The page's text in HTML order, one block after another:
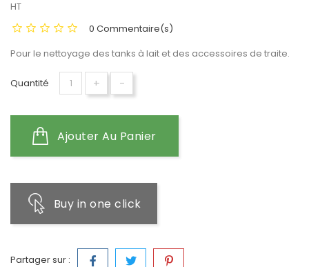
HT
0 Commentaire(s)
Pour le nettoyage des tanks à lait et des accessoires de traite.
Quantité + -
Ajouter Au Panier
Buy in one click
Partager sur :